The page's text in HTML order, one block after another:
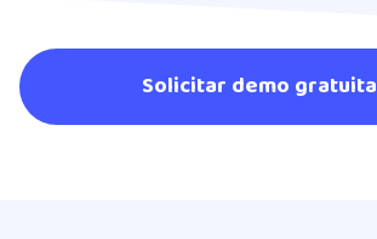
Solicitar demo gratuita